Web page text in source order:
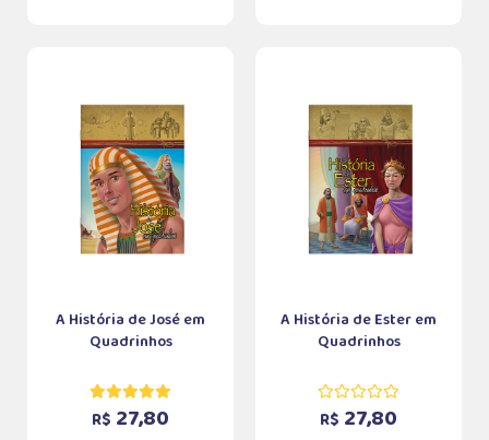
A História de José em
Quadrinhos
R$ 27,80
A História de Ester em
Quadrinhos
R$ 27,80